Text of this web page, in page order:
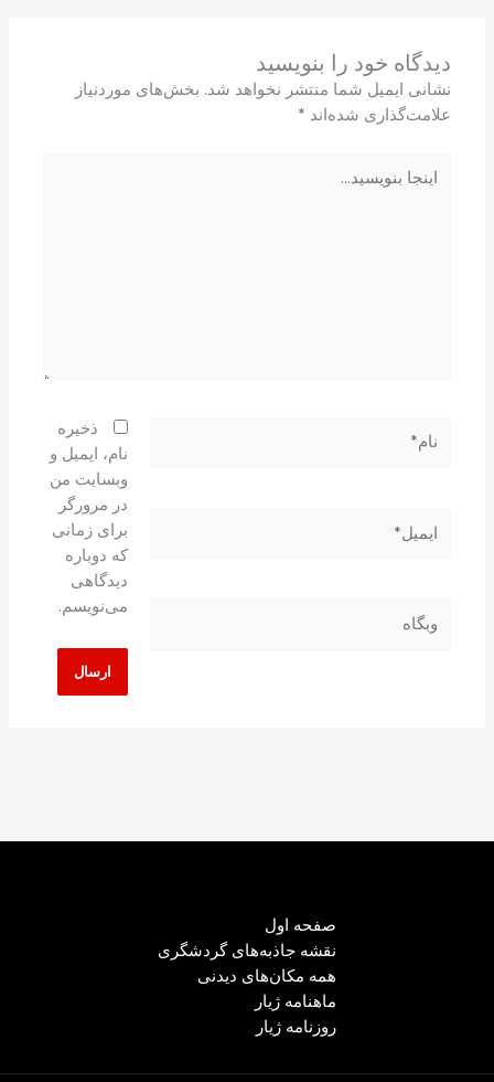
دیدگاه‌ خود را بنویسید
نشانی ایمیل شما منتشر نخواهد شد. بخش‌های موردنیاز
علامت‌گذاری شده‌اند *
بنویسید…
ذخیره
نام، ایمیل و
وبسایت من
در مرورگر
برای زمانی
که دوباره
دیدگاهی
می‌نویسم.
صفحه اول
نقشه جاذبه‌های گردشگری
همه مکان‌های دیدنی
ماهنامه ژیار
روزنامه ژیار